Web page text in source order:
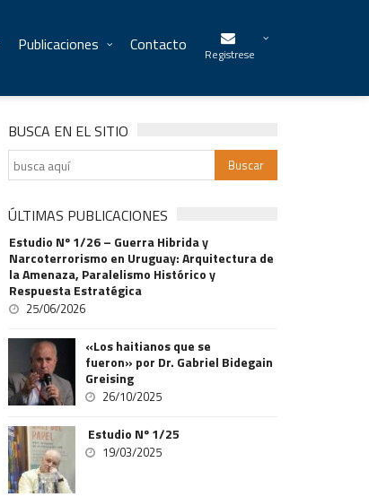
Publicaciones Contacto Registrese
BUSCA EN EL SITIO
ÚLTIMAS PUBLICACIONES
Estudio Nº 1/26 – Guerra Hibrida y
Narcoterrorismo en Uruguay: Arquitectura de
la Amenaza, Paralelismo Histórico y
Respuesta Estratégica
25/06/2026
«Los haitianos que se
fueron» por Dr. Gabriel Bidegain
Greising
26/10/2025
Estudio Nº 1/25
19/03/2025